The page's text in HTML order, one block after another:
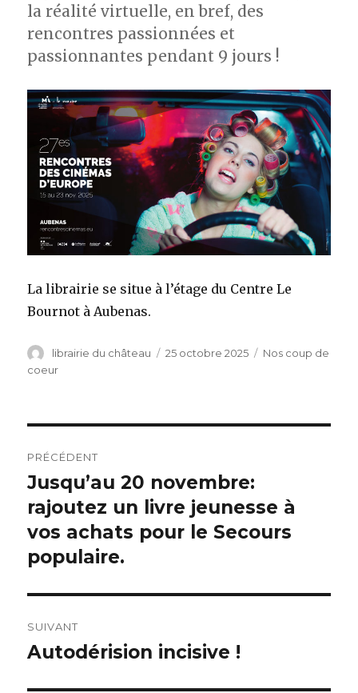
la réalité virtuelle, en bref, des
rencontres passionnées et
passionnantes pendant 9 jours !
La librairie se situe à l’étage du Centre Le
Bournot à Aubenas.
Auteur
librairie du château
Publié
25 octobre 2025 Catégories
Nos coup de
coeur
de
l’article
PRÉCÉDENT
Article
précédent :
Jusqu’au 20 novembre:
rajoutez un livre jeunesse à
vos achats pour le Secours
populaire.
SUIVANT
Article
Autodérision incisive !